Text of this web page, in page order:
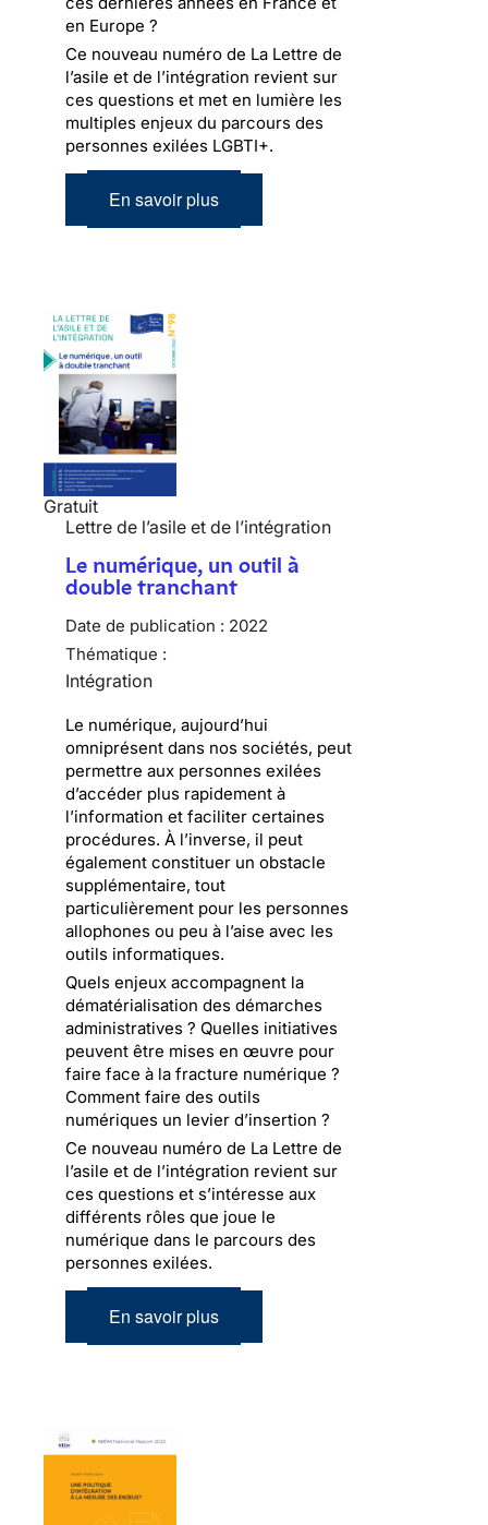
en Europe ?
Ce nouveau numéro de La Lettre de
l’asile et de l’intégration revient sur
ces questions et met en lumière les
multiples enjeux du parcours des
personnes exilées LGBTI+.
En savoir plus
Gratuit
Lettre de l’asile et de l’intégration
Le numérique, un outil à
double tranchant
Date de publication : 2022
Thématique :
Intégration
Le numérique, aujourd’hui
omniprésent dans nos sociétés, peut
permettre aux personnes exilées
d’accéder plus rapidement à
l’information et faciliter certaines
procédures. À l’inverse, il peut
également constituer un obstacle
supplémentaire, tout
particulièrement pour les personnes
allophones ou peu à l’aise avec les
outils informatiques.
Quels enjeux accompagnent la
dématérialisation des démarches
administratives ? Quelles initiatives
peuvent être mises en œuvre pour
faire face à la fracture numérique ?
Comment faire des outils
numériques un levier d’insertion ?
Ce nouveau numéro de La Lettre de
l’asile et de l’intégration revient sur
ces questions et s’intéresse aux
différents rôles que joue le
numérique dans le parcours des
personnes exilées.
En savoir plus